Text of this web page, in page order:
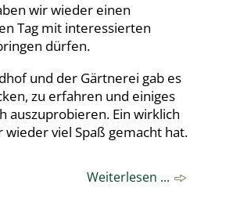
wir wieder einen
Tag mit interessierten
dürfen.
und der Gärtnerei gab es
zu erfahren und einiges
auszuprobieren. Ein wirklich
wieder viel Spaß gemacht hat.
Weiterlesen ...